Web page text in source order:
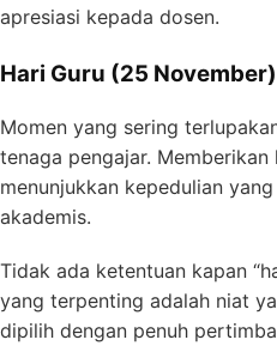
apresiasi kepada dosen.
Hari Guru (25 November)
Momen yang sering
tenaga pengajar.
menunjukkan kepedulian
akademis.
Tidak ada ketentuan kapan
yang terpenting adalah niat
dipilih dengan penuh